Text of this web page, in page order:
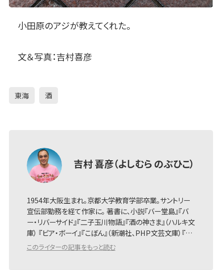
小田原のアジが教えてくれた。
文＆写真：吉村喜彦
東海 酒
吉村 喜彦（よしむら のぶひこ）
1954年大阪生まれ。京都大学教育学部卒業。サントリー
宣伝部勤務を経て作家に。 著書に、小説『バー堂島』『バ
ー・リバーサイド』『二子玉川物語』『酒の神さま』（ハルキ文
庫） 『ビア・ボーイ』『こぼん』（新潮社、PHP文芸文庫）『…
このライターの記事をもっと読む